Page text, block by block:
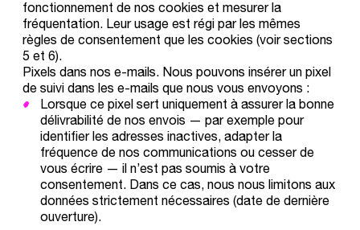
fonctionnement de nos cookies et mesurer la
fréquentation. Leur usage est régi par les mêmes
règles de consentement que les cookies (voir sections
5 et 6).
Pixels dans nos e-mails. Nous pouvons insérer un pixel
de suivi dans les e-mails que nous vous envoyons :
Lorsque ce pixel sert uniquement à assurer la bonne
délivrabilité de nos envois — par exemple pour
identifier les adresses inactives, adapter la
fréquence de nos communications ou cesser de
vous écrire — il n’est pas soumis à votre
consentement. Dans ce cas, nous nous limitons aux
données strictement nécessaires (date de dernière
ouverture).